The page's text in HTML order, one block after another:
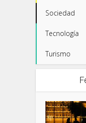
Sociedad
Tecnología
Turismo